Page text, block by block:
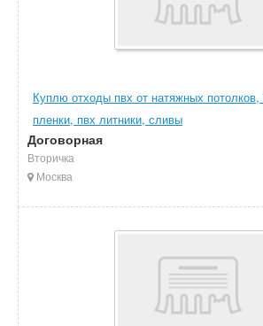
Куплю отходы пвх от натяжных потолков,
пленки, пвх литники, сливы
Договорная
Вторичка
Москва